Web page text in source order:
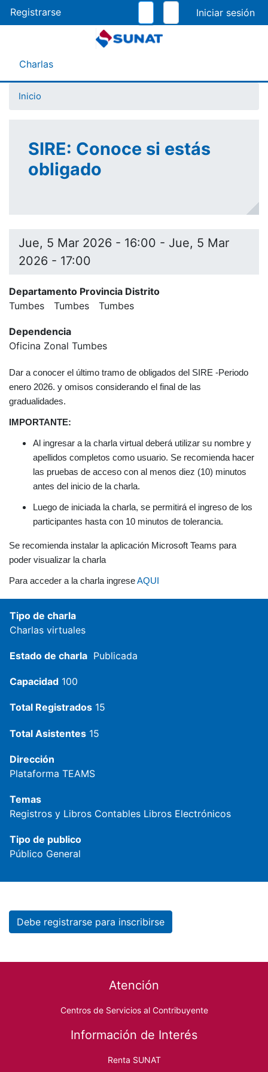
al
contenido
Registrarse
Menú Asistente
Charlas
Inicio
SIRE: Conoce si estás
obligado
Jue, 5 Mar 2026 - 16:00 - Jue, 5 Mar
2026 - 17:00
Departamento Provincia Distrito
Tumbes
Tumbes Tumbes
Dependencia
Oficina Zonal Tumbes
Dar a conocer el último tramo de obligados del SIRE -Periodo
enero 2026. y omisos considerando el final de las
gradualidades.
IMPORTANTE:
Al ingresar a la charla virtual deberá utilizar su nombre y
apellidos completos como usuario. Se recomienda hacer
las pruebas de acceso con al menos diez (10) minutos
antes del inicio de la charla.
Luego de iniciada la charla, se permitirá el ingreso de los
participantes hasta con 10 minutos de tolerancia.
Se recomienda instalar la aplicación Microsoft Teams para
poder visualizar la charla
Para acceder a la charla ingreseAQUI
Tipo de charla
Charlas virtuales
Estado de charla Publicada
Capacidad 100
Total Registrados 15
Total Asistentes 15
Dirección
Plataforma TEAMS
Temas
Registros y Libros Contables Libros Electrónicos
Tipo de publico
Público General
Debe registrarse para inscribirse
Atención
Centros de Servicios al Contribuyente
Información de Interés
Renta SUNAT